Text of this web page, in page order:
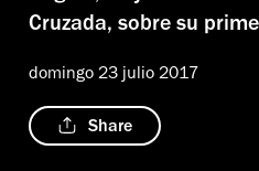
Cruzada, sobre su
domingo 23 julio 2017
Share